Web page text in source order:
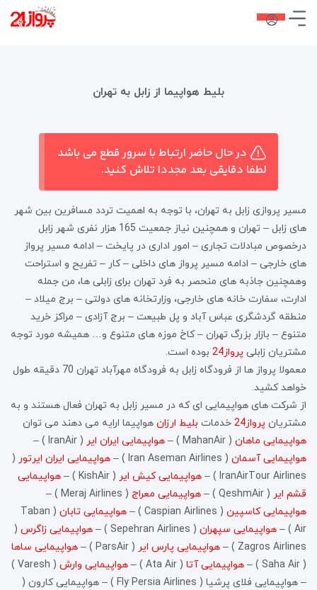
بلیط هواپیما از زابل به تهران
در حال حاضر ارتباط با سرور قطع می باشد
لطفا دقایقی بعد مجددا تلاش کنید.
مسیر پروازی زابل به تهران، با توجه به اهمیت تردد مسافرین بین شهر
های زابل – تهران و همچنین نیاز جمعیت 165 هزار نفری شهر زابل
درخصوص مبادلات تجاری – امور اداری در پایخت – ادامه مسیر پرواز
های خارجی – ادامه مسیر پرواز های داخلی – کار – تفریح و استراحت
وهمچنین جاذبه های منحصر به فرد تهران برای زابلی ها، من جمله
ادارت، سفارت خانه های خارجی، وزارتخانه های دولتی – برج میلاد –
منطقه گردشگری عباس آباد و پل طبیعت – برج آزادی – مراکز خرید
متنوع – بازار بزرگ تهران – کاخ موزه های متنوع و… همیشه مورد توجه
مشتریان زابلی پرواز24
بوده است.
معمولا پرواز ها از فرودگاه زابل به فرودگاه مهرآباد تهران 70 دقیقه طول
خواهد کشید.
از شرکت های هواپیمایی ای که در مسیر زابل به تهران فعال هستند و به
مشتریان پرواز24 خدمات بلیط ارزان هواپیما ارایه می دهند می توان
هواپیمایی ماهان ( MahanAir ) – هواپیمایی ایران ایر ( IranAir ) –
هواپیمایی آسمان ( Iran Aseman Airlines ) – هواپیمایی ایران ایرتور (
IranAirTour Airlines ) –
هواپیمایی کیش ایر ( KishAir ) –
هواپیمایی
قشم ایر ( QeshmAir ) – هواپیمایی معراج ( Meraj Airlines ) –
هواپیمایی کاسپین ( Caspian Airlines ) – هواپیمایی تابان
( Taban
Air ) –
هواپیمایی سپهران ( Sepehran Airlines ) – هواپیمایی زاگرس (
Zagros Airlines ) –
هواپیمایی پارس ایر ( ParsAir ) –
هواپیمایی ساها
( Saha Air ) –
هواپیمایی آتا ( Ata Air ) – هواپیمایی وارش
( Varesh )
– هواپیمایی فلای پرشیا ( Fly Persia Airlines ) – هواپیمایی کارون (